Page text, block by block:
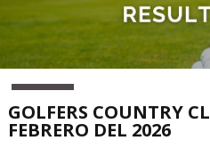
GOLFERS COUNTRY
FEBRERO DEL 2026